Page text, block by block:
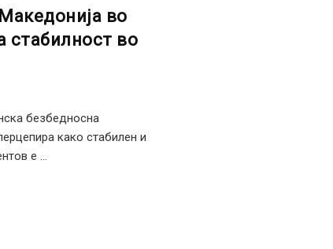
во
стабилност во
безбедносна
како стабилен и
е ...